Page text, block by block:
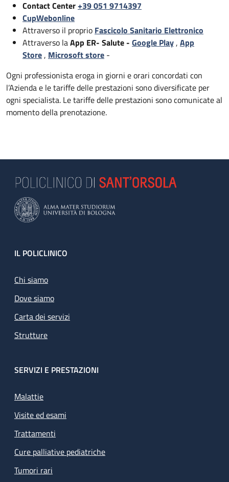
Contact Center+39 051 9714397
CupWebonline
Attraverso il proprio Fascicolo Sanitario Elettronico
Attraverso laApp ER- Salute - Google Play, App
Store, Microsoft store -
Ogni professionista eroga in giorni e orari concordati con
l’Azienda e le tariffe delle prestazioni sono diversificate per
ogni specialista. Le tariffe delle prestazioni sono comunicate al
momento della prenotazione.
Footer
IL POLICLINICO
Chi siamo
Dove siamo
Carta dei servizi
Strutture
SERVIZI E PRESTAZIONI
Malattie
Visite ed esami
Trattamenti
Cure palliative pediatriche
Tumori rari